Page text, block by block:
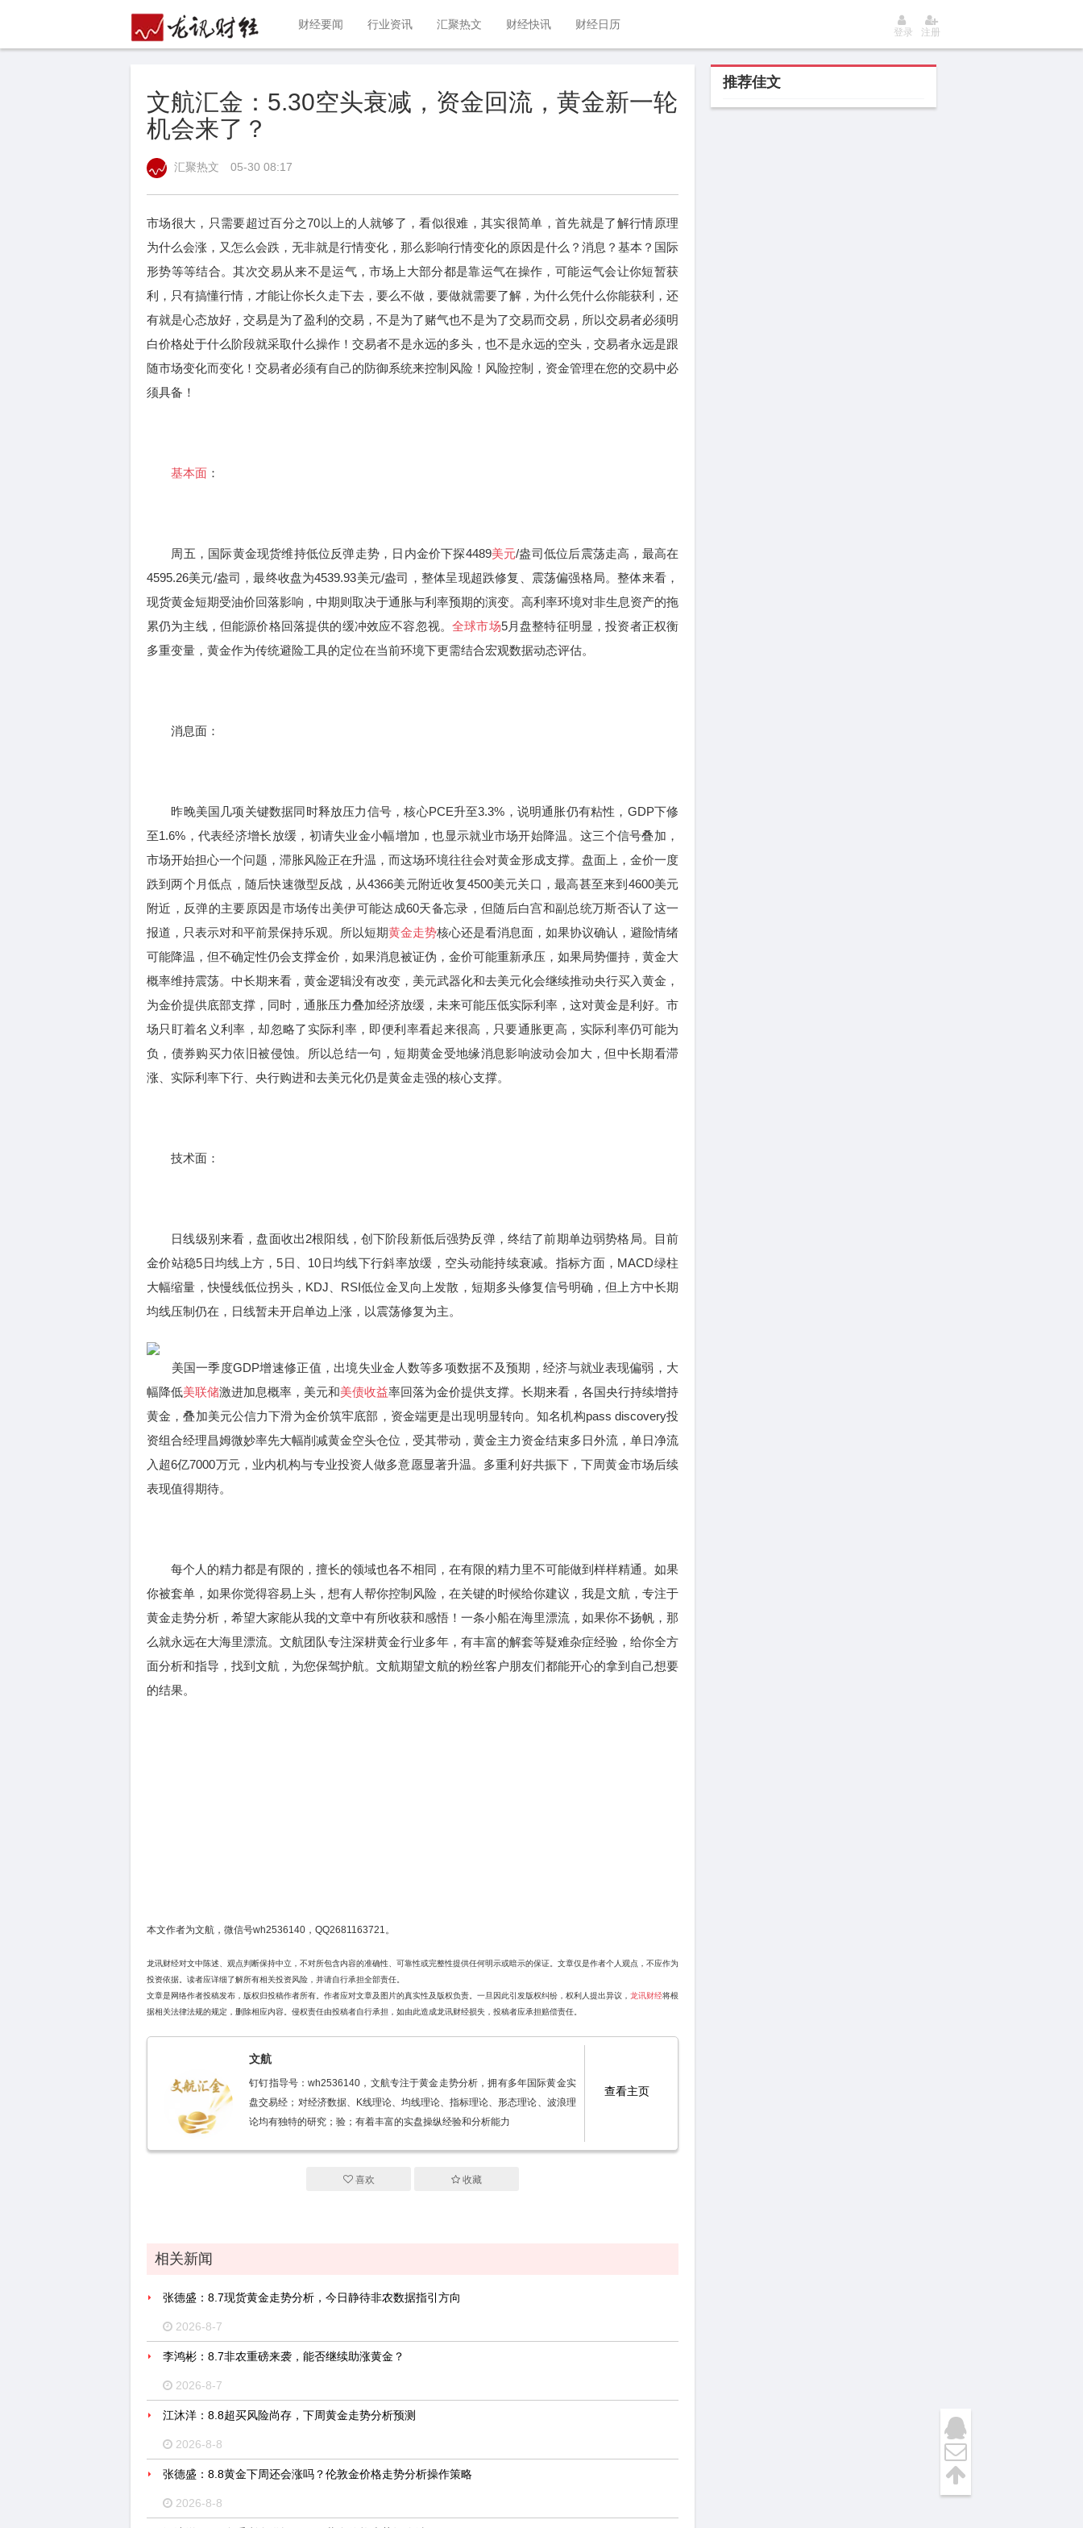
财经要闻 行业资讯 汇聚热文 财经快讯 财经日历
登录 注册
文航汇金：5.30空头衰减，资金回流，黄金新一轮
机会来了？
汇聚热文 05-30 08:17
市场很大，只需要超过百分之70以上的人就够了，看似很难，其实很简单，首先就是了解行情原理
为什么会涨，又怎么会跌，无非就是行情变化，那么影响行情变化的原因是什么？消息？基本？国际
形势等等结合。其次交易从来不是运气，市场上大部分都是靠运气在操作，可能运气会让你短暂获
利，只有搞懂行情，才能让你长久走下去，要么不做，要做就需要了解，为什么凭什么你能获利，还
有就是心态放好，交易是为了盈利的交易，不是为了赌气也不是为了交易而交易，所以交易者必须明
白价格处于什么阶段就采取什么操作！交易者不是永远的多头，也不是永远的空头，交易者永远是跟
随市场变化而变化！交易者必须有自己的防御系统来控制风险！风险控制，资金管理在您的交易中必
须具备！
基本面 ：
周五，国际黄金现货维持低位反弹走势，日内金价下探4489美元/盎司低位后震荡走高，最高在
4595.26美元/盎司，最终收盘为4539.93美元/盎司，整体呈现超跌修复、震荡偏强格局。整体来看，
现货黄金短期受油价回落影响，中期则取决于通胀与利率预期的演变。高利率环境对非生息资产的拖
累仍为主线，但能源价格回落提供的缓冲效应不容忽视。全球市场5月盘整特征明显，投资者正权衡
多重变量，黄金作为传统避险工具的定位在当前环境下更需结合宏观数据动态评估。
消息面：
昨晚美国几项关键数据同时释放压力信号，核心PCE升至3.3%，说明通胀仍有粘性，GDP下修
至1.6%，代表经济增长放缓，初请失业金小幅增加，也显示就业市场开始降温。这三个信号叠加，
市场开始担心一个问题，滞胀风险正在升温，而这场环境往往会对黄金形成支撑。盘面上，金价一度
跌到两个月低点，随后快速微型反战，从4366美元附近收复4500美元关口，最高甚至来到4600美元
附近，反弹的主要原因是市场传出美伊可能达成60天备忘录，但随后白宫和副总统万斯否认了这一
报道，只表示对和平前景保持乐观。所以短期黄金走势核心还是看消息面，如果协议确认，避险情绪
可能降温，但不确定性仍会支撑金价，如果消息被证伪，金价可能重新承压，如果局势僵持，黄金大
概率维持震荡。中长期来看，黄金逻辑没有改变，美元武器化和去美元化会继续推动央行买入黄金，
为金价提供底部支撑，同时，通胀压力叠加经济放缓，未来可能压低实际利率，这对黄金是利好。市
场只盯着名义利率，却忽略了实际利率，即便利率看起来很高，只要通胀更高，实际利率仍可能为
负，债券购买力依旧被侵蚀。所以总结一句，短期黄金受地缘消息影响波动会加大，但中长期看滞
涨、实际利率下行、央行购进和去美元化仍是黄金走强的核心支撑。
技术面：
日线级别来看，盘面收出2根阳线，创下阶段新低后强势反弹，终结了前期单边弱势格局。目前
金价站稳5日均线上方，5日、10日均线下行斜率放缓，空头动能持续衰减。指标方面，MACD绿柱
大幅缩量，快慢线低位拐头，KDJ、RSI低位金叉向上发散，短期多头修复信号明确，但上方中长期
均线压制仍在，日线暂未开启单边上涨，以震荡修复为主。
美国一季度GDP增速修正值，出境失业金人数等多项数据不及预期，经济与就业表现偏弱，大
幅降低美联储激进加息概率，美元和美债收益率回落为金价提供支撑。长期来看，各国央行持续增持
黄金，叠加美元公信力下滑为金价筑牢底部，资金端更是出现明显转向。知名机构pass discovery投
资组合经理昌姆微妙率先大幅削减黄金空头仓位，受其带动，黄金主力资金结束多日外流，单日净流
入超6亿7000万元，业内机构与专业投资人做多意愿显著升温。多重利好共振下，下周黄金市场后续
表现值得期待。
每个人的精力都是有限的，擅长的领域也各不相同，在有限的精力里不可能做到样样精通。如果
你被套单，如果你觉得容易上头，想有人帮你控制风险，在关键的时候给你建议，我是文航，专注于
黄金走势分析，希望大家能从我的文章中有所收获和感悟！一条小船在海里漂流，如果你不扬帆，那
么就永远在大海里漂流。文航团队专注深耕黄金行业多年，有丰富的解套等疑难杂症经验，给你全方
面分析和指导，找到文航，为您保驾护航。文航期望文航的粉丝客户朋友们都能开心的拿到自己想要
的结果。
本文作者为文航，微信号wh2536140，QQ2681163721。
龙讯财经对文中陈述、观点判断保持中立，不对所包含内容的准确性、可靠性或完整性提供任何明示或暗示的保证。文章仅是作者个人观点，不应作为
投资依据。读者应详细了解所有相关投资风险，并请自行承担全部责任。
文章是网络作者投稿发布，版权归投稿作者所有。作者应对文章及图片的真实性及版权负责。一旦因此引发版权纠纷，权利人提出异议， 龙讯财经将根
据相关法律法规的规定，删除相应内容。侵权责任由投稿者自行承担，如由此造成龙讯财经损失，投稿者应承担赔偿责任。
文航
钉钉指导号：wh2536140，文航专注于黄金走势分析，拥有多年国际黄金实
盘交易经；对经济数据、K线理论、均线理论、指标理论、形态理论、波浪理
论均有独特的研究；验；有着丰富的实盘操纵经验和分析能力
查看主页
喜欢 收藏
相关新闻
张德盛：8.7现货黄金走势分析，今日静待非农数据指引方向
2026-8-7
李鸿彬：8.7非农重磅来袭，能否继续助涨黄金？
2026-8-7
江沐洋：8.8超买风险尚存，下周黄金走势分析预测
2026-8-8
张德盛：8.8黄金下周还会涨吗？伦敦金价格走势分析操作策略
2026-8-8
推荐佳文